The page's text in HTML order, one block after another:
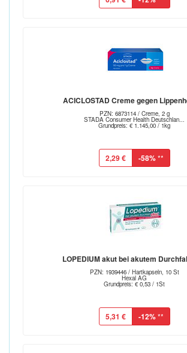
ACICLOSTAD Creme gegen
PZN: 6873114 / Creme, 2 g
STADA Consumer Health Deutschlan...
Grundpreis: € 1.145,00 / 1kg
2,29 € -58%**
LOPEDIUM akut bei akutem
PZN: 1939446 / Hartkapseln, 10 St
Hexal AG
Grundpreis: € 0,53 / 1St
5,31 € -12%**